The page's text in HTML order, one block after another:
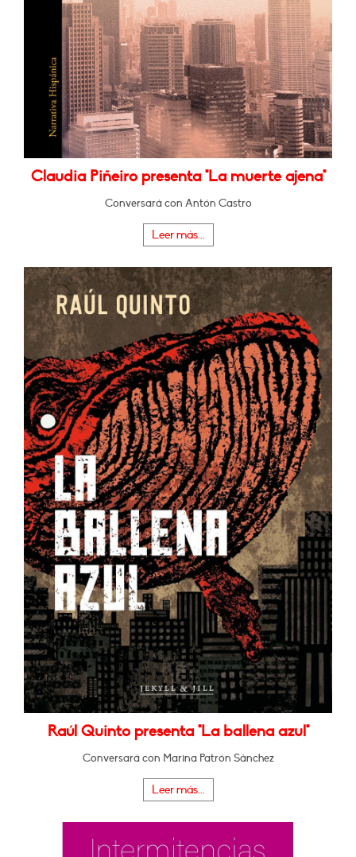
Claudia Piñeiro presenta "La muerte ajena"
Conversará con Antón Castro
Leer más...
Raúl Quinto presenta "La ballena azul"
Conversará con Marina Patrón Sánchez
Leer más...